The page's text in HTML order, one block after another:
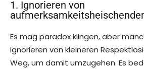
1. Ignorieren von
Es mag paradox klingen, aber
Ignorieren von kleineren
Weg, um damit umzugehen. Es